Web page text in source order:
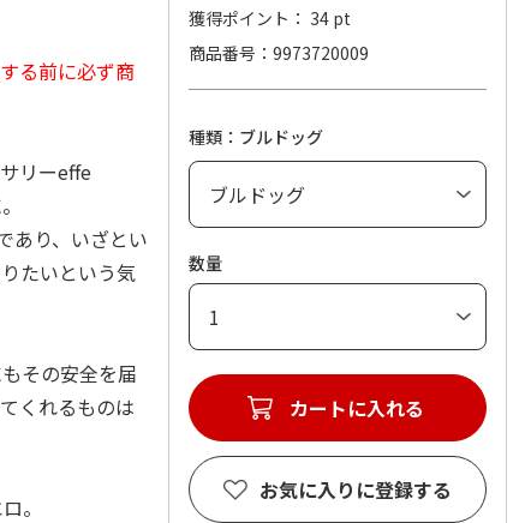
る前に必ず商
リーeffe
あり、いざとい
たいという気
その安全を届
くれるものは
。
獲得ポイント： 34 pt
商品番号
9973720009
種類：ブルドッグ
数量
カートに入れる
お気に入りに登録する